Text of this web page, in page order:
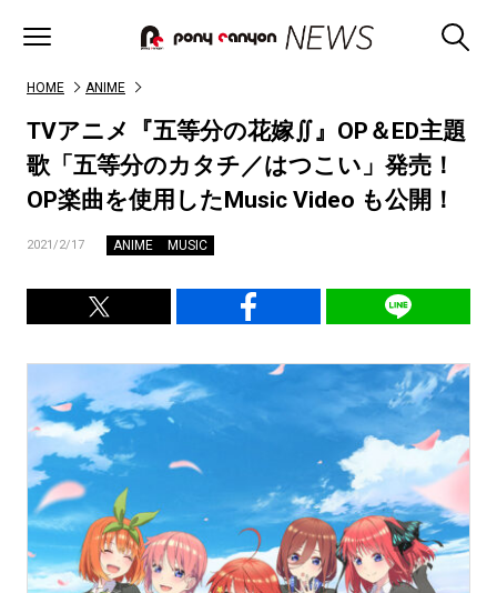
HOME ANIME
TVアニメ『五等分の花嫁∬』OP＆ED主題
歌「五等分のカタチ／はつこい」発売！
OP楽曲を使用したMusic Video も公開！
2021/2/17 ANIME MUSIC